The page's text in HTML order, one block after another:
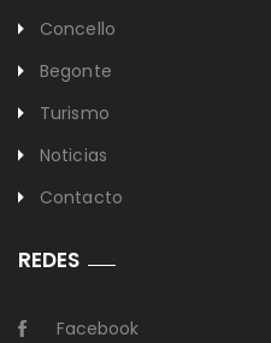
Concello
Begonte
Turismo
Noticias
Contacto
REDES
Facebook